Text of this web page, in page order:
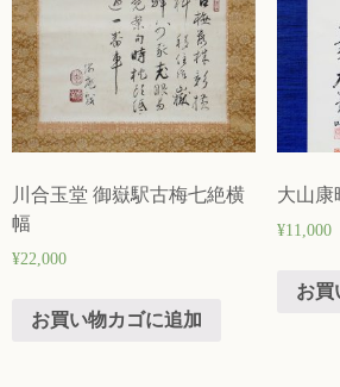
川合玉堂 御嶽駅古梅七絶横
幅
¥22,000
お買い物カゴに追加
大山康
¥11,000
お買